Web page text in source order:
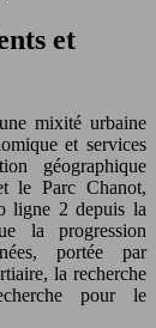
et
et services
géographique
le Parc Chanot,
ligne 2 depuis la
la progression
portée par
la recherche
pour le